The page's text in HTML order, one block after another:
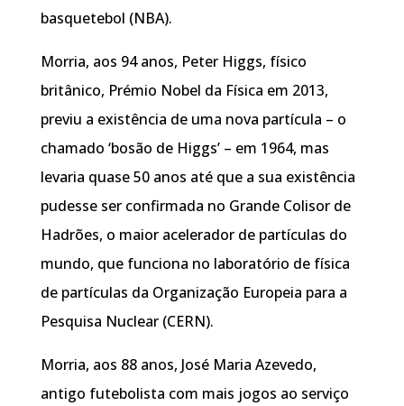
basquetebol (NBA).
Morria, aos 94 anos, Peter Higgs, físico
britânico, Prémio Nobel da Física em 2013,
previu a existência de uma nova partícula – o
chamado ‘bosão de Higgs’ – em 1964, mas
levaria quase 50 anos até que a sua existência
pudesse ser confirmada no Grande Colisor de
Hadrões, o maior acelerador de partículas do
mundo, que funciona no laboratório de física
de partículas da Organização Europeia para a
Pesquisa Nuclear (CERN).
Morria, aos 88 anos, José Maria Azevedo,
antigo futebolista com mais jogos ao serviço